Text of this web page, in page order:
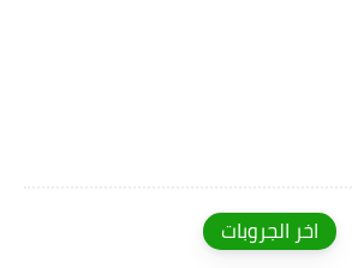
اخر الجروبات